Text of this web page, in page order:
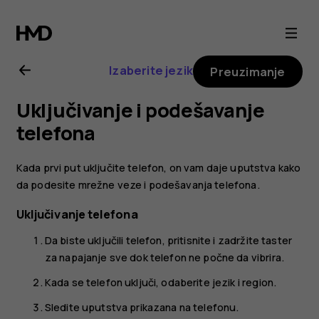
Nokia
8.1
uputstvo
za
korisnika
Izaberite jezik Preuzimanje
Uključivanje i podešavanje
telefona
Kada prvi put uključite telefon, on vam daje uputstva kako
da podesite mrežne veze i podešavanja telefona.
Uključivanje telefona
Da biste uključili telefon, pritisnite i zadržite taster
za napajanje sve dok telefon ne počne da vibrira.
Kada se telefon uključi, odaberite jezik i region.
Sledite uputstva prikazana na telefonu.